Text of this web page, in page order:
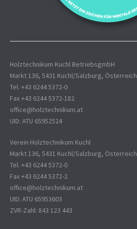
Holztechnikum Kuchl BetriebsgmbH
Markt 136, 5431 Kuchl/Salzburg, Österreich
Tel. +43 6244 5372-0
Fax +43 6244 5372-182
office@holztechnikum.at
UID: ATU 65952524
Verein Holztechnikum Kuchl
Markt 136, 5431 Kuchl/Salzburg, Österreich
Tel. +43 6244 5372-0
Fax +43 6244 5372-2
office@holztechnikum.at
UID: ATU 65953603
ZVR-Zahl: 843 123 443